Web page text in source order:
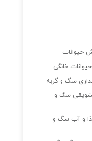
حیوانات
خانگی
سگ و گربه
سگ و
و آب سگ و